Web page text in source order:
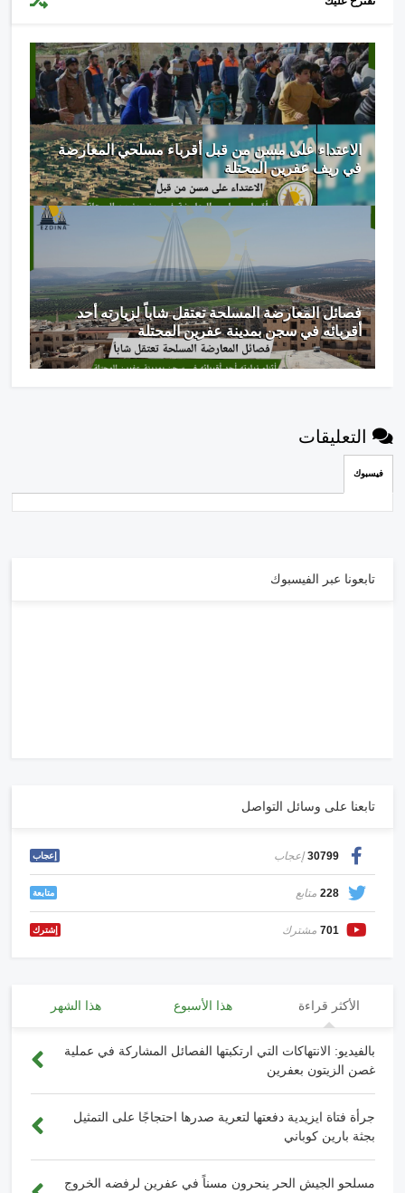
الاعتداء على مسن من قبل أقرباء مسلحي المعارضة
في ريف عفرين المحتلة
فصائل المعارضة المسلحة تعتقل شاباً لزيارته أحد
أقربائه في سجن بمدينة عفرين المحتلة
التعليقات
فيسبوك
تابعونا عبر الفيسبوك
تابعنا على وسائل التواصل
30799 إعجاب إعجاب
228 متابع متابعة
701 مشترك إشترك
الأكثر قراءة هذا الأسبوع هذا الشهر
بالفيديو: الانتهاكات التي ارتكبتها الفصائل المشاركة في عملية
غصن الزيتون بعفرين
جرأة فتاة ايزيدية دفعتها لتعرية صدرها احتجاجًا على التمثيل
بجثة بارين كوباني
مسلحو الجيش الحر ينحرون مسناً في عفرين لرفضه الخروج